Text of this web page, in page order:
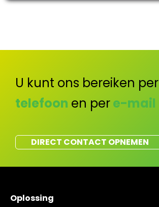
U kunt ons bereiken per
telefoon en pere-mail
DIRECT CONTACT OPNEMEN
Oplossing